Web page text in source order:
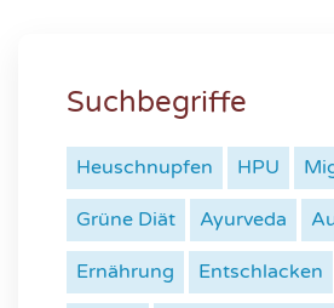
Suchbegriffe
Heuschnupfen HPU
Grüne Diät Ayurveda
Ernährung Entschlacken